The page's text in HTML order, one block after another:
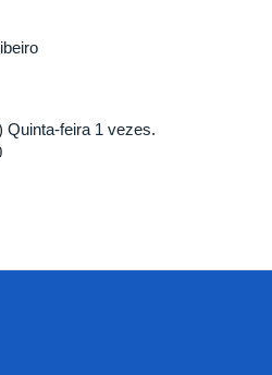
Quinta-feira 1 vezes.